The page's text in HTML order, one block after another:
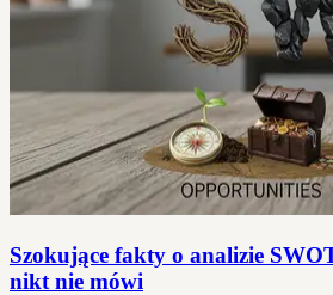
Szokujące fakty o analizie
nikt nie mówi